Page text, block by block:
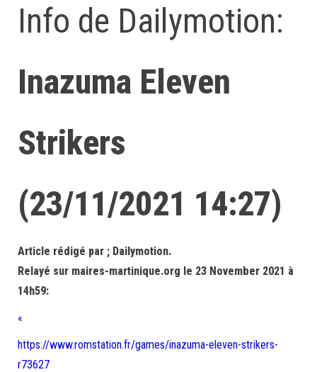
Info de Dailymotion:
Inazuma Eleven
Strikers
(23/11/2021 14:27)
Article rédigé par ; Dailymotion.
Relayé sur maires-martinique.org le 23 November 2021 à
14h59:
«
https://www.romstation.fr/games/inazuma-eleven-strikers-
r73627